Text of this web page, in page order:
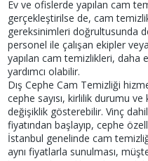
Ev ve ofislerde yapılan cam
gerçekleştirilse de, cam
gereksinimleri doğrultusunda
personel ile çalışan ekipler
yapılan cam temizlikleri, daha
yardımcı olabilir.
Dış Cephe Cam Temizliği
cephe sayısı, kirlilik durumu
değişiklik gösterebilir. Vinç
fiyatından başlayıp, cephe
İstanbul genelinde cam
aynı fiyatlarla sunulması,